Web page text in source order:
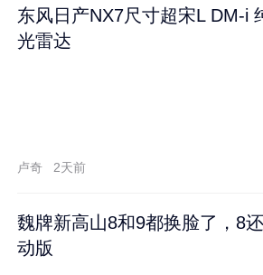
东风日产NX7尺寸超宋L DM-i
光雷达
卢奇 2天前
魏牌新高山8和9都换脸了，8
动版